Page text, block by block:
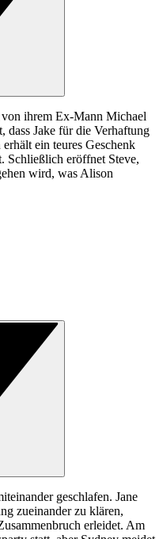
ihrem Ex-Mann Michael
dass Jake für die Verhaftung
ein teures Geschenk
Schließlich eröffnet Steve,
wird, was Alison
geschlafen. Jane
zueinander zu klären,
erleidet. Am